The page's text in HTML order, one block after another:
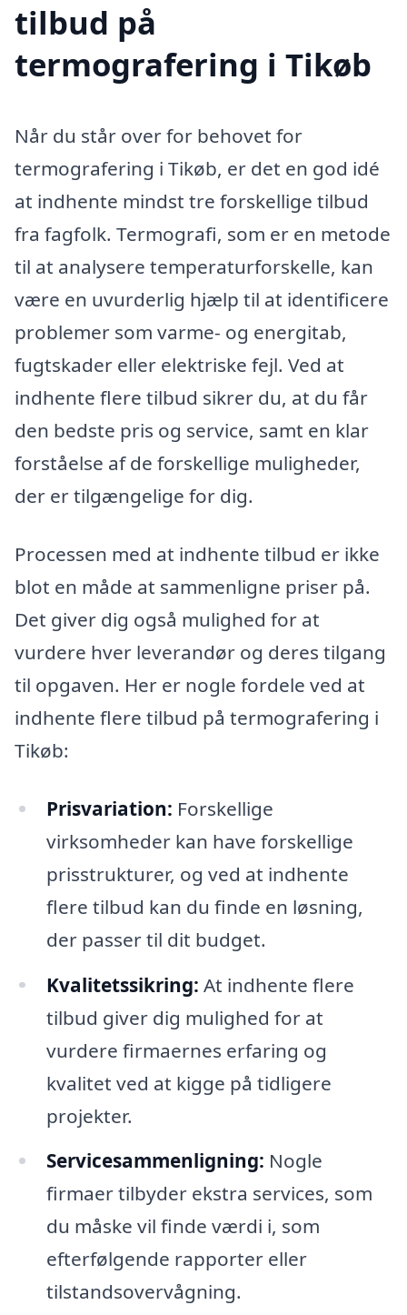
tilbud på
termografering i Tikøb
Når du står over for behovet for
termografering i Tikøb, er det en god idé
at indhente mindst tre forskellige tilbud
fra fagfolk. Termografi, som er en metode
til at analysere temperaturforskelle, kan
være en uvurderlig hjælp til at identificere
problemer som varme- og energitab,
fugtskader eller elektriske fejl. Ved at
indhente flere tilbud sikrer du, at du får
den bedste pris og service, samt en klar
forståelse af de forskellige muligheder,
der er tilgængelige for dig.
Processen med at indhente tilbud er ikke
blot en måde at sammenligne priser på.
Det giver dig også mulighed for at
vurdere hver leverandør og deres tilgang
til opgaven. Her er nogle fordele ved at
indhente flere tilbud på termografering i
Tikøb:
Prisvariation: Forskellige
virksomheder kan have forskellige
prisstrukturer, og ved at indhente
flere tilbud kan du finde en løsning,
der passer til dit budget.
Kvalitetssikring: At indhente flere
tilbud giver dig mulighed for at
vurdere firmaernes erfaring og
kvalitet ved at kigge på tidligere
projekter.
Servicesammenligning: Nogle
firmaer tilbyder ekstra services, som
du måske vil finde værdi i, som
efterfølgende rapporter eller
tilstandsovervågning.